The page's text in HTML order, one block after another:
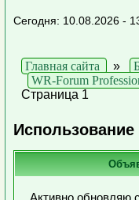
Сегодня: 10.08.2026 -
Главная сайта
»
WR-Forum
Страница 1
Использование
Активно обновляю